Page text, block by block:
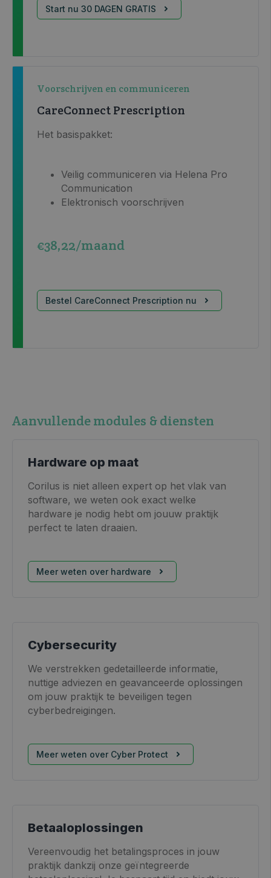
Start nu 30 DAGEN GRATIS
Voorschrijven en communiceren
CareConnect Prescription
Het basispakket:
Veilig communiceren via Helena Pro
Communication
Elektronisch voorschrijven
€38,22/maand
Bestel CareConnect Prescription nu
Aanvullende modules & diensten
Hardware op maat
Corilus is niet alleen expert op het vlak van
software, we weten ook exact welke
hardware je nodig hebt om jouuw praktijk
perfect te laten draaien.
Meer weten over hardware
Cybersecurity
We verstrekken gedetailleerde informatie,
nuttige adviezen en geavanceerde oplossingen
om jouw praktijk te beveiligen tegen
cyberbedreigingen.
Meer weten over Cyber Protect
Betaaloplossingen
Vereenvoudig het betalingsproces in jouw
praktijk dankzij onze geïntegreerde